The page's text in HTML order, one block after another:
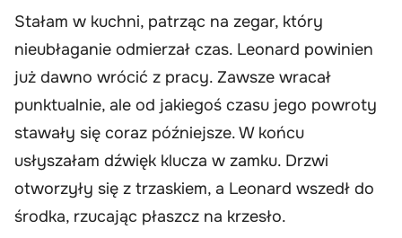
Stałam w kuchni, patrząc na zegar, który
nieubłaganie odmierzał czas. Leonard powinien
już dawno wrócić z pracy. Zawsze wracał
punktualnie, ale od jakiegoś czasu jego powroty
stawały się coraz późniejsze. W końcu
usłyszałam dźwięk klucza w zamku. Drzwi
otworzyły się z trzaskiem, a Leonard wszedł do
środka, rzucając płaszcz na krzesło.